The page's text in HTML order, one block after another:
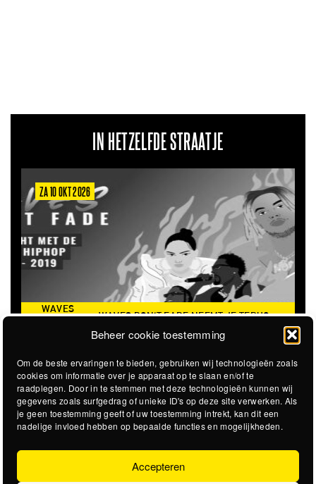
Beheer cookie toestemming
Om de beste ervaringen te bieden, gebruiken wij technologieën zoals
cookies om informatie over je apparaat op te slaan en/of te
raadplegen. Door in te stemmen met deze technologieën kunnen wij
gegevens zoals surfgedrag of unieke ID's op deze site verwerken. Als
je geen toestemming geeft of uw toestemming intrekt, kan dit een
nadelige invloed hebben op bepaalde functies en mogelijkheden.
Accepteren
IN HETZELFDE STRAATJE
DON'T FADE NEEMT JE TERUG
ICONISCHE ZOMER VAN 2016
ZA 6 MRT 2027
THE CLOVERHEARTS (AUS)